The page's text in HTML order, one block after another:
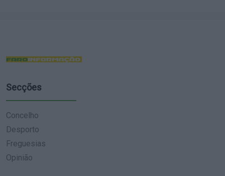
Secções
Concelho
Desporto
Freguesias
Opinião